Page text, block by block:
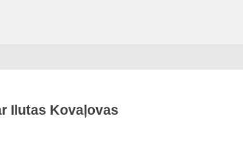
Ilutas Kovaļovas